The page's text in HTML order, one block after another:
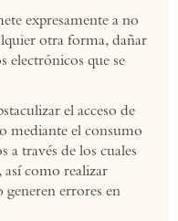
expresamente a no
otra forma, dañar
electrónicos que se
el acceso de
mediante el consumo
a través de los cuales
como realizar
errores en